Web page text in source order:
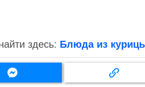
здесь: Блюда из